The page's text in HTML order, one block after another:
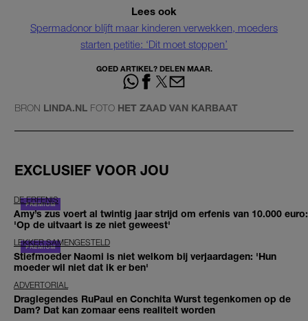
Lees ook
Spermadonor blíjft maar kinderen verwekken, moeders
starten petitie: ‘Dit moet stoppen’
GOED ARTIKEL? DELEN MAAR.
BRON LINDA.NL FOTO HET ZAAD VAN KARBAAT
EXCLUSIEF VOOR JOU
DE ERFENIS
Amy’s zus voert al twintig jaar strijd om erfenis van 10.000 euro:
'Op de uitvaart is ze niet geweest'
LEKKER SAMENGESTELD
Stiefmoeder Naomi is niet welkom bij verjaardagen: 'Hun
moeder wil niet dat ik er ben'
ADVERTORIAL
Draglegendes RuPaul en Conchita Wurst tegenkomen op de
Dam? Dat kan zomaar eens realiteit worden